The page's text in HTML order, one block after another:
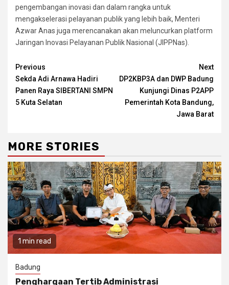
pengembangan inovasi dan dalam rangka untuk
mengakselerasi pelayanan publik yang lebih baik, Menteri
Azwar Anas juga merencanakan akan meluncurkan platform
Jaringan Inovasi Pelayanan Publik Nasional (JIPPNas).
Continue
Reading
Previous
Sekda Adi Arnawa Hadiri
Panen Raya SIBERTANI SMPN
5 Kuta Selatan
Next
DP2KBP3A dan DWP Badung
Kunjungi Dinas P2APP
Pemerintah Kota Bandung,
Jawa Barat
MORE STORIES
1 min read
Badung
Penghargaan Tertib Administrasi